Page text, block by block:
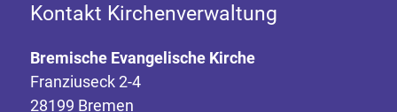
Kontakt Kirchenverwaltung
Bremische Evangelische Kirche
Franziuseck 2-4
28199 Bremen